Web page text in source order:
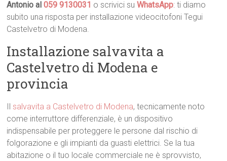
Antonio al059 9130031 o scrivici suWhatsApp: ti diamo
subito una risposta per installazione videocitofoni Tegui
Castelvetro di Modena.
Installazione salvavita a
Castelvetro di Modena e
provincia
salvavita a Castelvetro di Modena, tecnicamente noto
come interruttore differenziale, è un dispositivo
indispensabile per proteggere le persone dal rischio di
folgorazione e gli impianti da guasti elettrici. Se la tua
abitazione o il tuo locale commerciale ne è sprovvisto,